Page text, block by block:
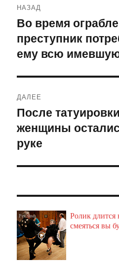
по
записям
НАЗАД
Предыдущая
запись:
Во время
преступник
ему всю
ДАЛЕЕ
Следующая
запись:
После
женщины
руке
Ролик длится
смеяться вы